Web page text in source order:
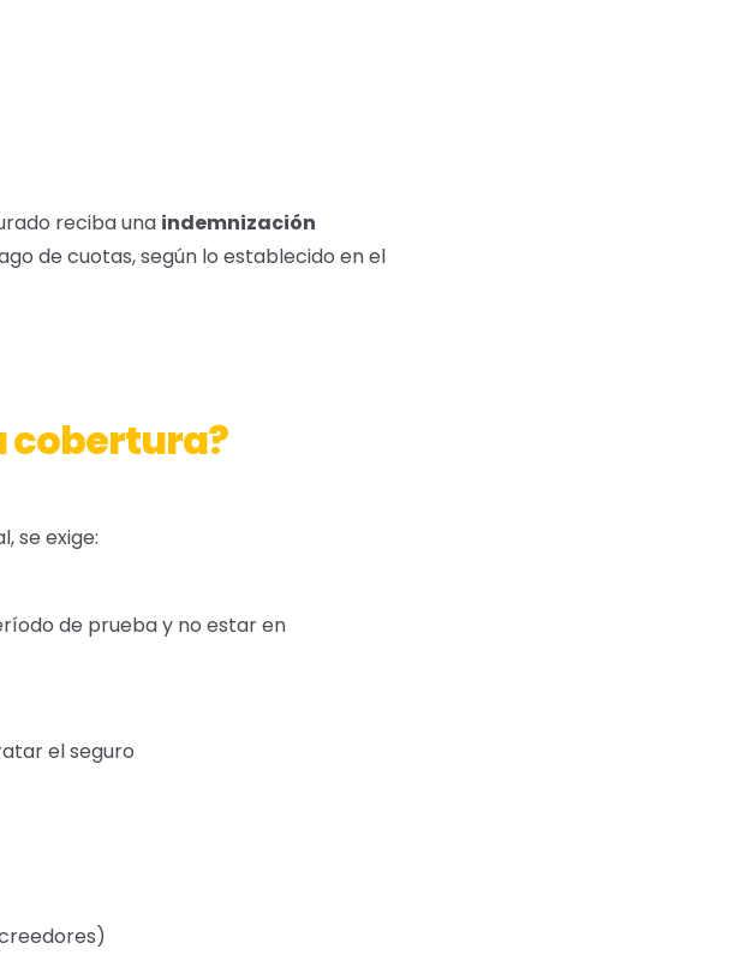
reciba una indemnización
de cuotas, según lo establecido en el
cobertura?
se exige:
de prueba y no estar en
el seguro